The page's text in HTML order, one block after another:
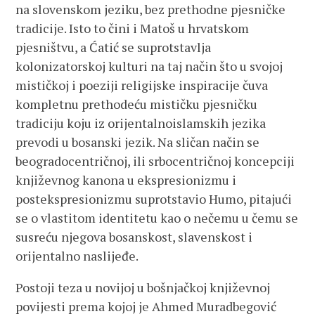
na slovenskom jeziku, bez prethodne pjesničke
tradicije. Isto to čini i Matoš u hrvatskom
pjesništvu, a Ćatić se suprotstavlja
kolonizatorskoj kulturi na taj način što u svojoj
mističkoj i poeziji religijske inspiracije čuva
kompletnu prethodeću mističku pjesničku
tradiciju koju iz orijentalnoislamskih jezika
prevodi u bosanski jezik. Na sličan način se
beogradocentričnoj, ili srbocentričnoj koncepciji
književnog kanona u ekspresionizmu i
postekspresionizmu suprotstavio Humo, pitajući
se o vlastitom identitetu kao o nečemu u čemu se
susreću njegova bosanskost, slavenskost i
orijentalno naslijeđe.
Postoji teza u novijoj u bošnjačkoj književnoj
povijesti prema kojoj je Ahmed Muradbegović